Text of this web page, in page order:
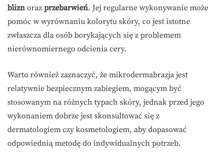
blizn oraz przebarwień. Jej regularne wykonywanie może
pomóc w wyrównaniu kolorytu skóry, co jest istotne
zwłaszcza dla osób borykających się z problemem
nierównomiernego odcienia cery.
Warto również zaznaczyć, że mikrodermabrazja jest
relatywnie bezpiecznym zabiegiem, mogącym być
stosowanym na różnych typach skóry, jednak przed jego
wykonaniem dobrze jest skonsultować się z
dermatologiem czy kosmetologiem, aby dopasować
odpowiednią metodę do indywidualnych potrzeb.